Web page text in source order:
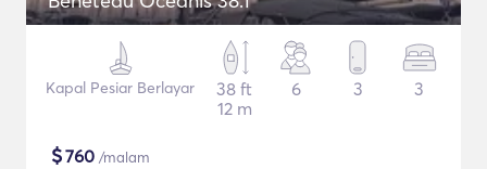
Kapal Pesiar Berlayar
38 ft
12 m
6 3 3
$760 /malam